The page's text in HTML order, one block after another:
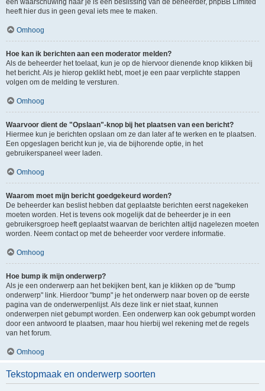
een waarschuwing naar je is een beslissing van de beheerder, phpBB Limited
heeft hier dus in geen geval iets mee te maken.
Omhoog
Hoe kan ik berichten aan een moderator melden?
Als de beheerder het toelaat, kun je op de hiervoor dienende knop klikken bij
het bericht. Als je hierop geklikt hebt, moet je een paar verplichte stappen
volgen om de melding te versturen.
Omhoog
Waarvoor dient de "Opslaan"-knop bij het plaatsen van een bericht?
Hiermee kun je berichten opslaan om ze dan later af te werken en te plaatsen.
Een opgeslagen bericht kun je, via de bijhorende optie, in het
gebruikerspaneel weer laden.
Omhoog
Waarom moet mijn bericht goedgekeurd worden?
De beheerder kan beslist hebben dat geplaatste berichten eerst nagekeken
moeten worden. Het is tevens ook mogelijk dat de beheerder je in een
gebruikersgroep heeft geplaatst waarvan de berichten altijd nagelezen moeten
worden. Neem contact op met de beheerder voor verdere informatie.
Omhoog
Hoe bump ik mijn onderwerp?
Als je een onderwerp aan het bekijken bent, kan je klikken op de "bump
onderwerp" link. Hierdoor "bump" je het onderwerp naar boven op de eerste
pagina van de onderwerpenlijst. Als deze link er niet staat, kunnen
onderwerpen niet gebumpt worden. Een onderwerp kan ook gebumpt worden
door een antwoord te plaatsen, maar hou hierbij wel rekening met de regels
van het forum.
Omhoog
Tekstopmaak en onderwerp soorten